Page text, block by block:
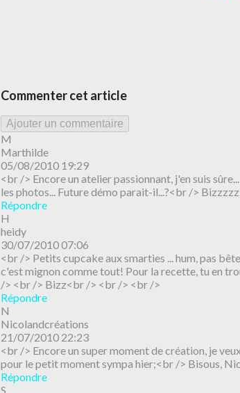
Commenter cet article
Ajouter un commentaire
M
Marthilde
05/08/2010 19:29
<br /> Encore un atelier passionnant, j'en suis
les photos... Future démo parait-il...?<br />
Répondre
H
heidy
30/07/2010 07:06
<br /> Petits cupcake aux smarties ... hum, pas
c'est mignon comme tout! Pour la recette, tu en
/> <br /> Bizz<br /> <br /> <br />
Répondre
N
Nicolandcréations
21/07/2010 22:23
<br /> Encore un super moment de création, je
pour le petit moment sympa hier;<br /> Bisous,
Répondre
S